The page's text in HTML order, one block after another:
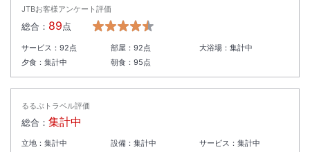
JTBお客様アンケート評価
総合： 89点
サービス： 92点 部屋： 92点 大浴場：集計中
夕食： 集計中 朝食： 95点
るるぶトラベル評価
総合： 集計中
立地： 集計中 設備： 集計中 サービス：集計中